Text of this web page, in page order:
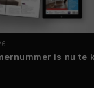
is nu te